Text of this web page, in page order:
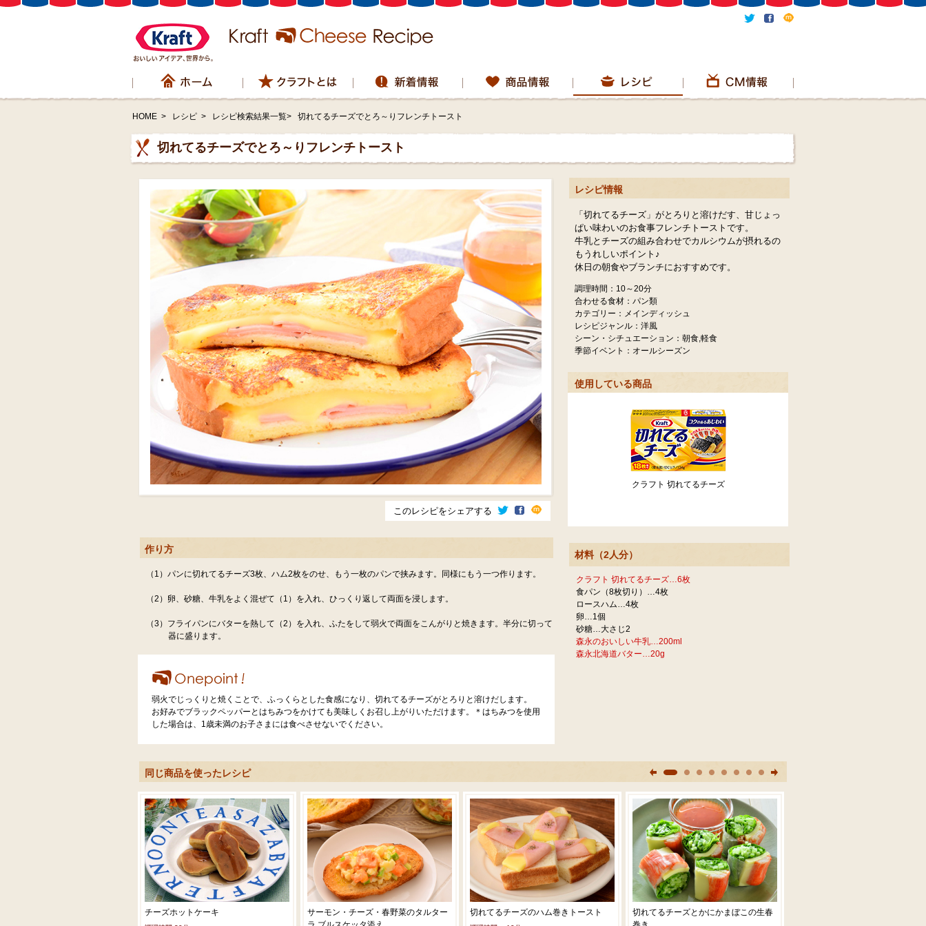
HOME > レシピ > レシピ検索結果一覧> 切れてるチーズでとろ～りフレンチトースト
切れてるチーズでとろ～りフレンチトースト
このレシピをシェアする
レシピ情報
「切れてるチーズ」がとろりと溶けだす、甘じょっ
ぱい味わいのお食事フレンチトーストです。
牛乳とチーズの組み合わせでカルシウムが摂れるの
もうれしいポイント♪
休日の朝食やブランチにおすすめです。
調理時間：10～20分
合わせる食材：パン類
カテゴリー：メインディッシュ
レシピジャンル：洋風
シーン・シチュエーション：朝食,軽食
季節イベント：オールシーズン
使用している商品
クラフト 切れてるチーズ
材料（2人分）
クラフト 切れてるチーズ…6枚
食パン（8枚切り）…4枚
ロースハム…4枚
卵…1個
砂糖…大さじ2
森永のおいしい牛乳…200ml
森永北海道バター…20g
作り方
（1）パンに切れてるチーズ3枚、ハム2枚をのせ、もう一枚のパンで挟みます。同様にもう一つ作ります。
（2）卵、砂糖、牛乳をよく混ぜて（1）を入れ、ひっくり返して両面を浸します。
（3）フライパンにバターを熱して（2）を入れ、ふたをして弱火で両面をこんがりと焼きます。半分に切って
器に盛ります。
弱火でじっくりと焼くことで、ふっくらとした食感になり、切れてるチーズがとろりと溶けだします。
お好みでブラックペッパーとはちみつをかけても美味しくお召し上がりいただけます。＊はちみつを使用
した場合は、1歳未満のお子さまには食べさせないでください。
同じ商品を使ったレシピ
チーズホットケーキ
サーモン・チーズ・春野菜のタルター
切れてるチーズのハム巻きトースト
切れてるチーズとかにかまぼこの生春